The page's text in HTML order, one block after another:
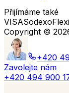
Přijímáme také
VISASodexo
Copyright ©
+420
Zavolejte nám
+420 494 900